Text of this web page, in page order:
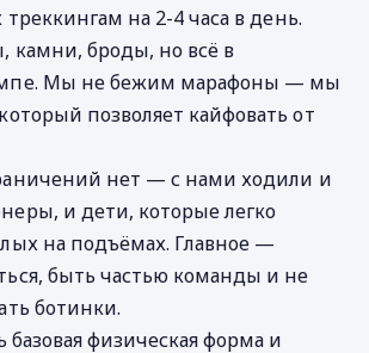
на 2-4 часа в день.
камни, броды, но всё в
Мы не бежим марафоны — мы
позволяет кайфовать от
нет — с нами ходили и
и дети, которые легко
на подъёмах. Главное —
быть частью команды и не
ботинки.
базовая физическая форма и